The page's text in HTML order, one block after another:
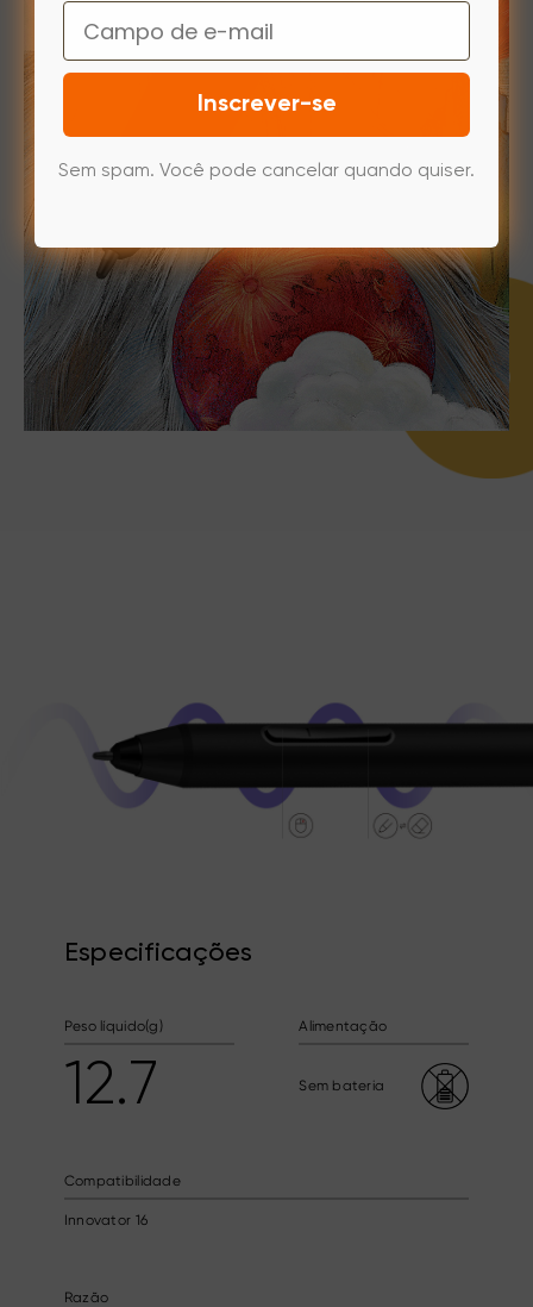
Especificações
Peso líquido(g)
12.7
Alimentação
Sem bateria
Compatibilidade
Innovator 16
Razão
Email
Inscrever-se
Sem spam. Você pode cancelar quando quiser.